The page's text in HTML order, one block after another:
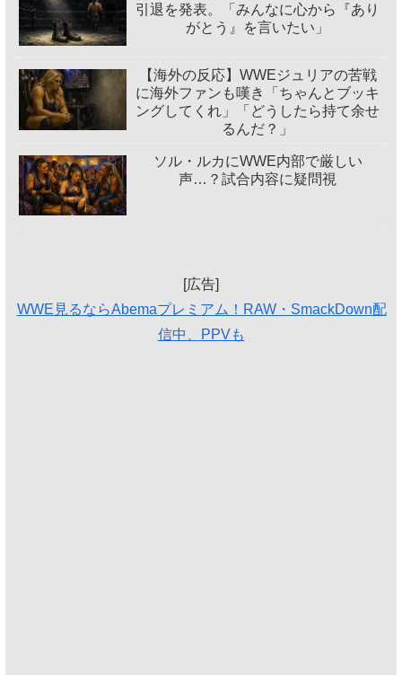
引退を発表。「みんなに心から『あり
がとう』を言いたい」
【海外の反応】WWEジュリアの苦戦
に海外ファンも嘆き「ちゃんとブッキ
ングしてくれ」「どうしたら持て余せ
るんだ？」
ソル・ルカにWWE内部で厳しい
声…？試合内容に疑問視
[広告]
WWE見るならAbemaプレミアム！RAW・SmackDown配
信中、PPVも